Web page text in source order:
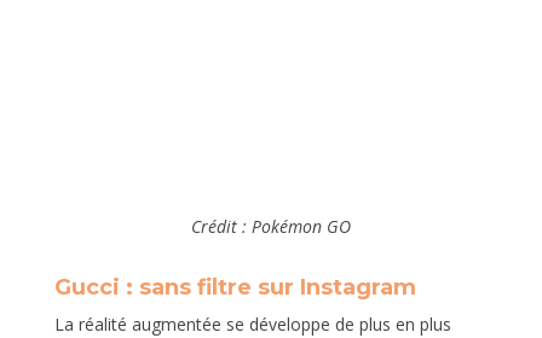
Crédit : Pokémon GO
Gucci : sans filtre sur Instagram
La réalité augmentée se développe de plus en plus